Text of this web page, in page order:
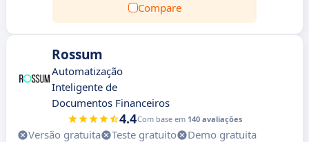
Compare
Rossum
Automatização
Inteligente de
Documentos Financeiros
4.4Com base em 140 avaliações
Versão gratuita Teste gratuito
Demo gratuita